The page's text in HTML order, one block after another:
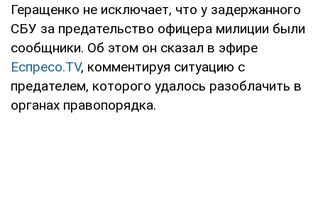
Геращенко не исключает, что у задержанного
СБУ за предательство офицера милиции были
сообщники. Об этом он сказал в эфире
Еспресо.TV, комментируя ситуацию с
предателем, которого удалось разоблачить в
органах правопорядка.